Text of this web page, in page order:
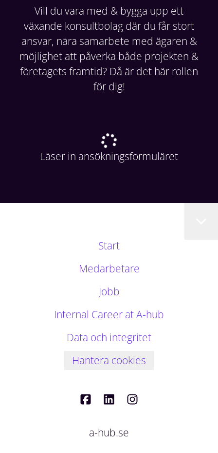
Vill du vara med & bygga upp ett
växande konsultbolag där du får stort
ansvar, nära samarbete med ägaren &
möjlighet att påverka både projekten &
företagets framtid? Då är det här rollen
för dig!
Läser in ansökningsformuläret
Start
Medarbetare
Jobb
Internal Career at A-hub
Data och integritet
Hantera cookies
a-hub.se